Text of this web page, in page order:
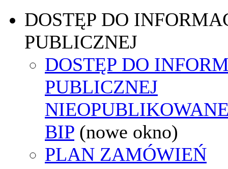
DOSTĘP DO
PUBLICZNEJ
DOSTĘP DO
PUBLICZNEJ
BIP (nowe okno)
PLAN ZAMÓWIEŃ